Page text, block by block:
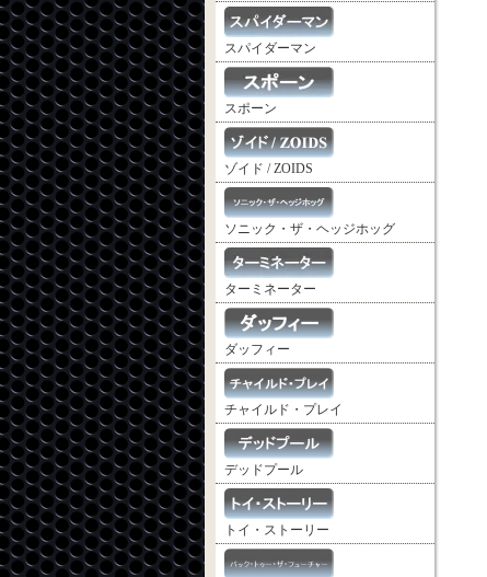
スパイダーマン
スポーン
ゾイド / ZOIDS
ソニック・ザ・ヘッジホッグ
ターミネーター
ダッフィー
チャイルド・プレイ
デッドプール
トイ・ストーリー